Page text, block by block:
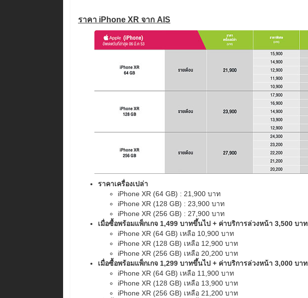
ราคา iPhone XR จาก AIS
ราคาเครื่องเปล่า
iPhone XR (64 GB) : 21,900 บาท
iPhone XR (128 GB) : 23,900 บาท
iPhone XR (256 GB) : 27,900 บาท
เมื่อซื้อพร้อมแพ็กเกจ 1,499 บาทขึ้นไป + ค่าบริการล่วงหน้า 3,500 บาท
iPhone XR (64 GB) เหลือ 10,900 บาท
iPhone XR (128 GB) เหลือ 12,900 บาท
iPhone XR (256 GB) เหลือ 20,200 บาท
เมื่อซื้อพร้อมแพ็กเกจ 1,299 บาทขึ้นไป + ค่าบริการล่วงหน้า 3,000 บาท
iPhone XR (64 GB) เหลือ 11,900 บาท
iPhone XR (128 GB) เหลือ 13,900 บาท
iPhone XR (256 GB) เหลือ 21,200 บาท